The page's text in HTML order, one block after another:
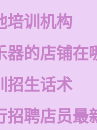
培训机构
器的店铺在
招生话术
招聘店员最